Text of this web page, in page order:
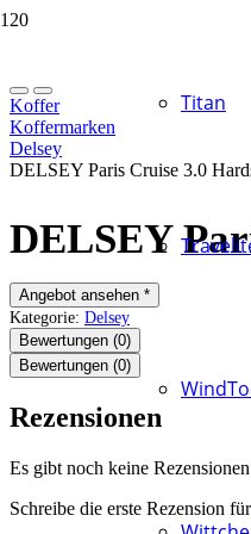
Titan
Koffer
Koffermarken
Delsey
DELSEY Paris Cruise 3.0
DELSEY
Angebot ansehen *
Kategorie: Delsey
Bewertungen (0)
Bewertungen (0)
Rezensionen
Es gibt noch keine
Schreibe die erste Rezension